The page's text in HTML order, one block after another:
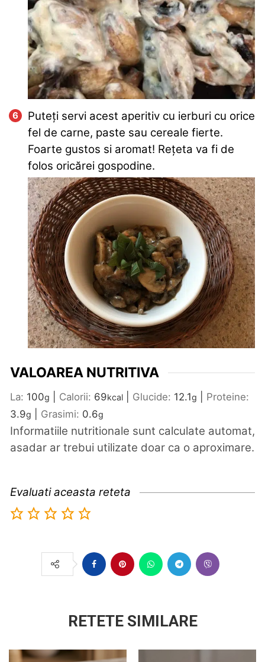
Puteți servi acest aperitiv cu ierburi cu orice
fel de carne, paste sau cereale fierte.
Foarte gustos si aromat! Rețeta va fi de
folos oricărei gospodine.
VALOAREA NUTRITIVA
La: 100g Calorii: 69kcal Glucide: 12.1g
Proteine:
3.9g Grasimi: 0.6g
Informatiile nutritionale sunt calculate automat,
asadar ar trebui utilizate doar ca o aproximare.
Evaluati aceasta reteta
RETETE SIMILARE